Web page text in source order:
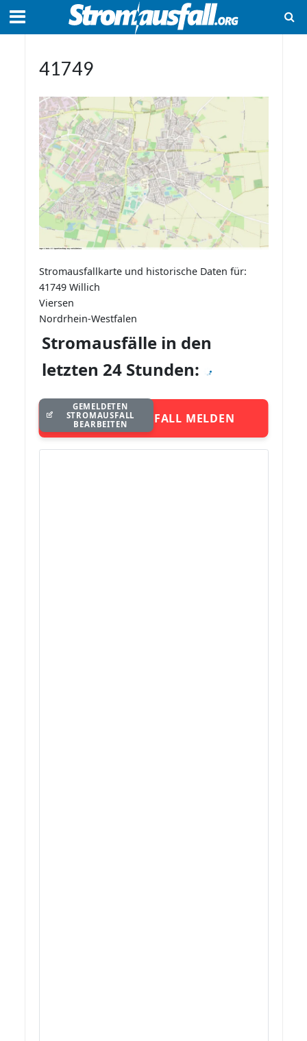
41749
Stromausfallkarte und historische Daten für:
41749 Willich
Viersen
Nordrhein-Westfalen
Stromausfälle in den
letzten 24 Stunden:
STROMAUSFALL MELDEN
GEMELDETEN
STROMAUSFALL
BEARBEITEN